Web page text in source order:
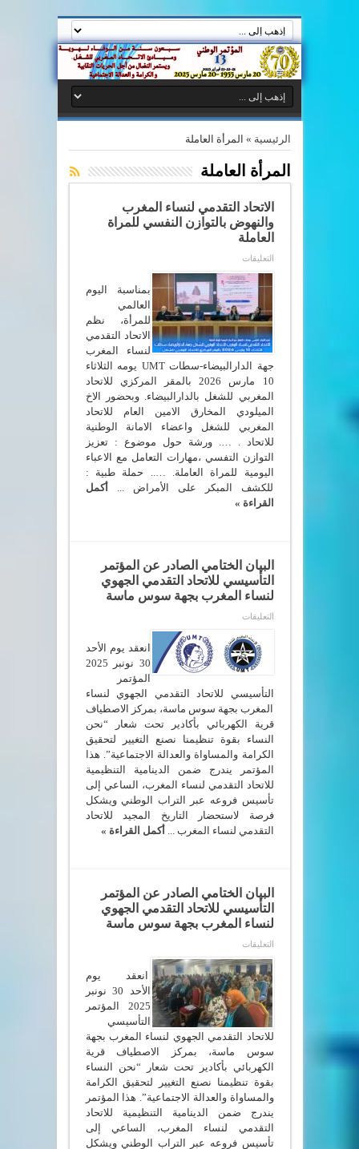
الرئيسية » المرأة العاملة
المرأة العاملة
الاتحاد التقدمي لنساء المغرب
والنهوض بالتوازن النفسي للمراة
العاملة
التعليقات
التقدمي
لنساء
المغرب
والنهوض بالتوازن
النفسي
للمراة
العاملة
مغلقة
بمناسبة اليوم
العالمي
للمرأة، نظم
الاتحاد التقدمي
لنساء المغرب
جهة الدارالبيضاء-سطات UMT يومه الثلاثاء
10 مارس 2026 بالمقر المركزي للاتحاد
المغربي للشغل بالدارالبيضاء. وبحضور الاخ
الميلودي المخارق الامين العام للاتحاد
المغربي للشغل واعضاء الامانة الوطنية
للاتحاد . …. ورشة حول موضوع : تعزيز
التوازن التفسي ،مهارات التعامل مع الاعباء
اليومية للمراة العاملة. ….. حملة طبية :
للكشف المبكر على الأمراض ... أكمل
القراءة »
البيان الختامي الصادر عن المؤتمر
التأسيسي للاتحاد التقدمي الجهوي
لنساء المغرب بجهة سوس ماسة
التعليقات
الختامي
الصادر
عن
المؤتمر
للاتحاد
التقدمي
الجهوي
لنساء
المغرب
بجهة
سوس
ماسة
مغلقة
انعقد يوم الأحد
30 نونبر 2025
المؤتمر
التأسيسي للاتحاد التقدمي الجهوي لنساء
المغرب بجهة سوس ماسة، بمركز الاصطياف
قرية الكهربائي بأكادير تحت شعار “نحن
النساء بقوة تنظيمنا نصنع التغيير لتحقيق
الكرامة والمساواة والعدالة الاجتماعية”. هذا
المؤتمر يندرج ضمن الدينامية التنظيمية
للاتحاد التقدمي لنساء المغرب، الساعي إلى
تأسيس فروعه عبر التراب الوطني ويشكل
فرصة لاستحضار التاريخ المجيد للاتحاد
التقدمي لنساء المغرب ... أكمل القراءة »
البيان الختامي الصادر عن المؤتمر
التأسيسي للاتحاد التقدمي الجهوي
لنساء المغرب بجهة سوس ماسة
التعليقات
الختامي
الصادر
عن
المؤتمر
التأسيسي
للاتحاد
التقدمي
الجهوي
لنساء
المغرب
بجهة
سوس
ماسة
مغلقة
انعقد يوم
الأحد 30 نونبر
2025 المؤتمر
التأسيسي
للاتحاد التقدمي الجهوي لنساء المغرب بجهة
سوس ماسة، بمركز الاصطياف قرية
الكهربائي بأكادير تحت شعار “نحن النساء
بقوة تنظيمنا نصنع التغيير لتحقيق الكرامة
والمساواة والعدالة الاجتماعية”. هذا المؤتمر
يندرج ضمن الدينامية التنظيمية للاتحاد
التقدمي لنساء المغرب، الساعي إلى
تأسيس فروعه عبر التراب الوطني ويشكل